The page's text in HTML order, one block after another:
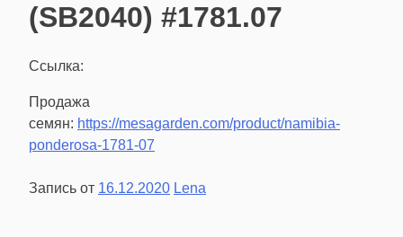
(SB2040) #1781.07
Ссылка:
Продажа
семян: https://mesagarden.com/product/namibia-
ponderosa-1781-07
Запись от 16.12.2020 Lena